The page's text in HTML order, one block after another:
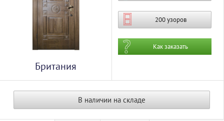
Британия
200 узоров
Как заказать
В наличии на складе